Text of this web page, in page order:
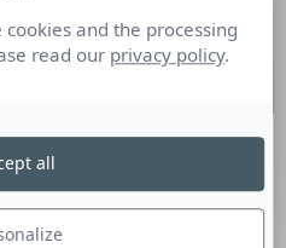
: quand la science
and the processing
read our privacy policy.
all